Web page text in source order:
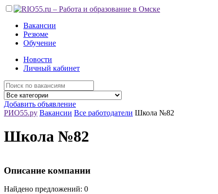
Вакансии
Резюме
Обучение
Новости
Личный кабинет
Добавить объявление
РИО55.ру Вакансии Все работодатели Школа №82
Школа №82
Описание компании
Найдено предложений: 0